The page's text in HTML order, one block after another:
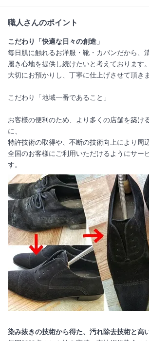
職人さんのポイント
こだわり「快適な日々の創造」
毎日肌に触れるお洋服・靴・カバンだから、
履き心地を提供し続けたいと考えております。
大切にお預かりし、丁寧に仕上げさせて頂きま
こだわり「地域一番であること」
お客様の便利のため、より多くの店舗を築け
に、
特許技術の取得や、不断の技術向上により周
全国のお客様にご利用いただけるようにサー
す。
染み抜きの技術から得た、汚れ除去技術と高